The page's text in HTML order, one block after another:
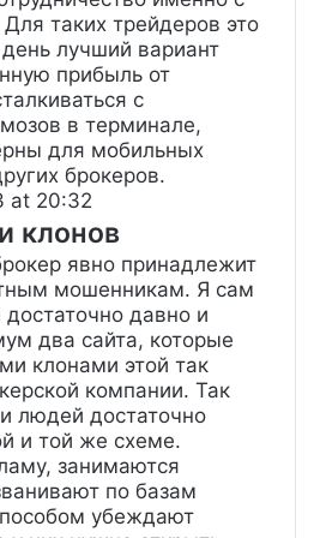
таких трейдеров это
лучший вариант
прибыль от
с
в терминале,
для мобильных
брокеров.
at 20:32
клонов
явно принадлежит
мошенникам. Я сам
давно и
два сайта, которые
клонами этой так
компании. Так
людей достаточно
и той же схеме.
занимаются
по базам
убеждают